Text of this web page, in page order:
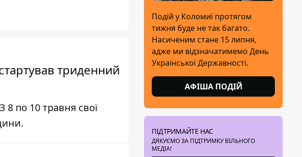
триденний
по 10 травня свої
Подій у Коломиї протягом
тижня буде не так багато.
Насиченим стане 15 липня,
адже ми відзначатимемо День
Української Державності.
АФІША ПОДІЙ
ПІДТРИМАЙТЕ НАС
ДЯКУЄМО ЗА ПІДТРИМКУ ВІЛЬНОГО
МЕДІА!